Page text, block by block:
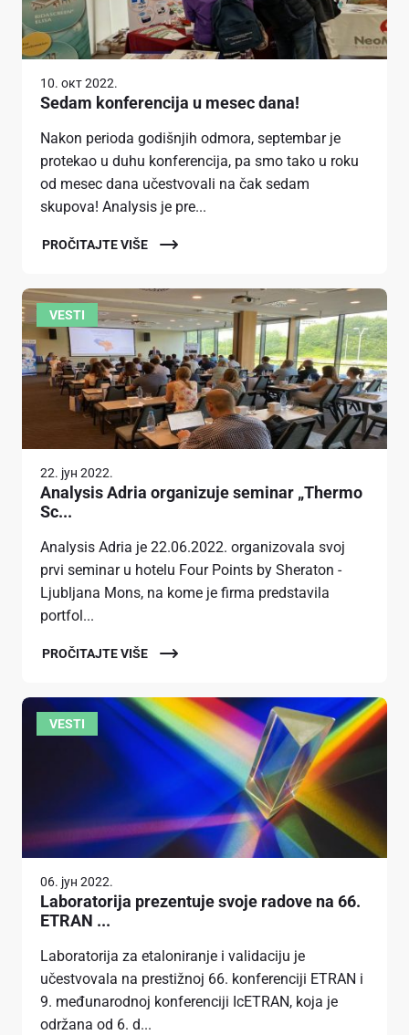
10. окт 2022.
Sedam konferencija u mesec dana!
Nakon perioda godišnjih odmora, septembar je
protekao u duhu konferencija, pa smo tako u roku
od mesec dana učestvovali na čak sedam
skupova! Analysis je pre...
PROČITAJTE VIŠE
VESTI
22. јун 2022.
Analysis Adria organizuje seminar „Thermo
Sc...
Analysis Adria je 22.06.2022. organizovala svoj
prvi seminar u hotelu Four Points by Sheraton -
Ljubljana Mons, na kome je firma predstavila
portfol...
PROČITAJTE VIŠE
VESTI
06. јун 2022.
Laboratorija prezentuje svoje radove na 66.
ETRAN ...
Laboratorija za etaloniranje i validaciju je
učestvovala na prestižnoj 66. konferenciji ETRAN i
9. međunarodnoj konferenciji IcETRAN, koja je
održana od 6. d...